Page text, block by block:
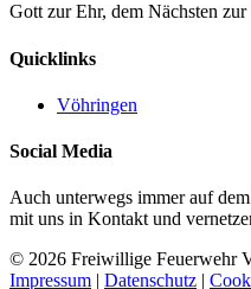
Gott zur Ehr, dem Nächsten zur
Quicklinks
Vöhringen
Social Media
Auch unterwegs immer auf
mit uns in Kontakt und
© 2026 Freiwillige Feuerwehr
Impressum
Datenschutz